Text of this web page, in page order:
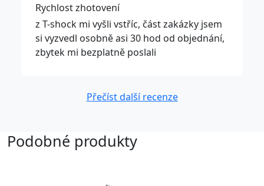
Rychlost zhotovení
z T-shock mi vyšli vstříc, část zakázky jsem
si vyzvedl osobně asi 30 hod od objednání,
zbytek mi bezplatně poslali
Přečíst další recenze
Podobné produkty